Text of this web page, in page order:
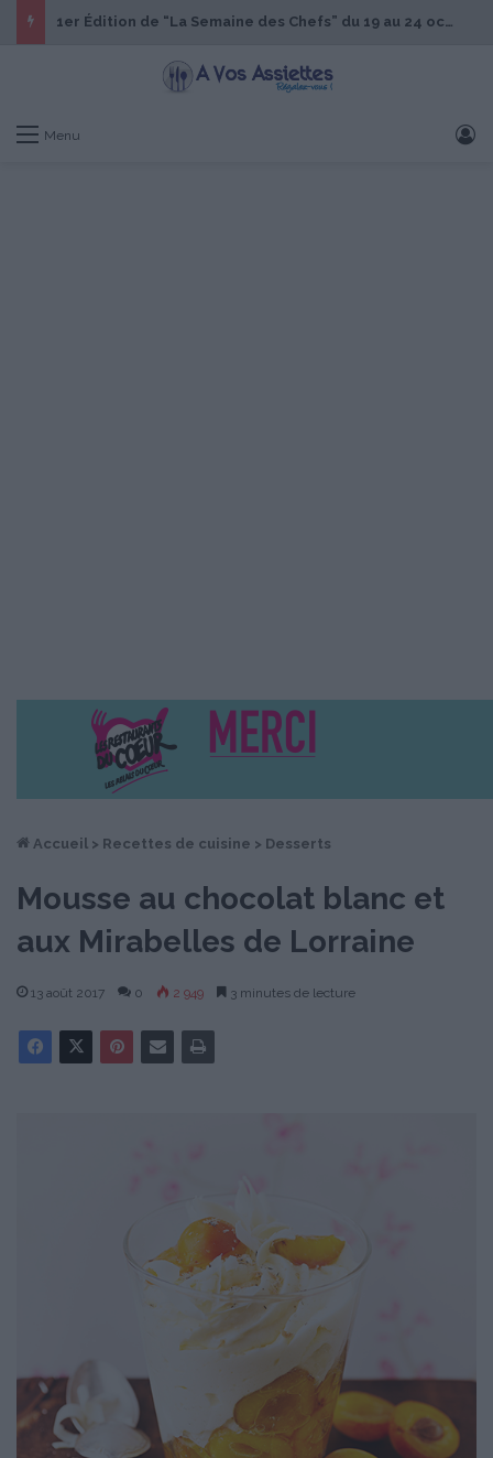
1er Édition de “La Semaine des Chefs” du 19 au 24 octobre 2026
Menu
Accueil > Recettes de cuisine > Desserts
Mousse au chocolat blanc et
aux Mirabelles de Lorraine
13 août 2017 0 2 949 3 minutes de lecture